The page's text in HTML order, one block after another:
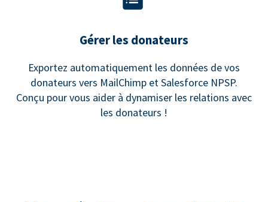
Gérer les donateurs
Exportez automatiquement les données de vos
donateurs vers MailChimp et Salesforce NPSP.
Conçu pour vous aider à dynamiser les relations avec
les donateurs !